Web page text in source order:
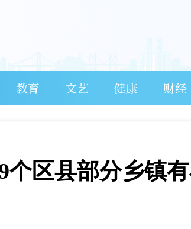
教育 文艺 健康 财经
个区县部分乡镇